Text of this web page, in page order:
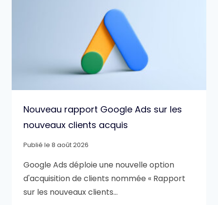
Nouveau rapport Google Ads sur les
nouveaux clients acquis
Publié le 8 août 2026
Google Ads déploie une nouvelle option
d'acquisition de clients nommée « Rapport
sur les nouveaux clients…